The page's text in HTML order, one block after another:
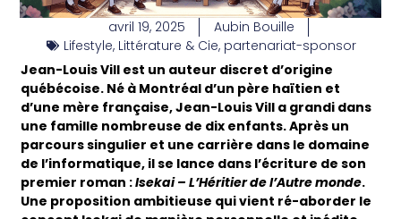
avril 19, 2025
Aubin Bouille
Lifestyle, Littérature & Cie, partenariat-sponsor
Jean-Louis Vill est un auteur discret d’origine
québécoise. Né à Montréal d’un père haïtien et
d’une mère française, Jean-Louis Vill a grandi dans
une famille nombreuse de dix enfants. Après un
parcours singulier et une carrière dans le domaine
de l’informatique, il se lance dans l’écriture de son
premier roman :Isekai – L’Héritier de l’Autre monde.
Une proposition ambitieuse qui vient ré-aborder le